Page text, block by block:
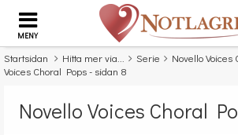
MENY
Startsidan Hitta mer via... Serie Novello Voices
Voices Choral Pops - sidan 8
Novello Voices Choral